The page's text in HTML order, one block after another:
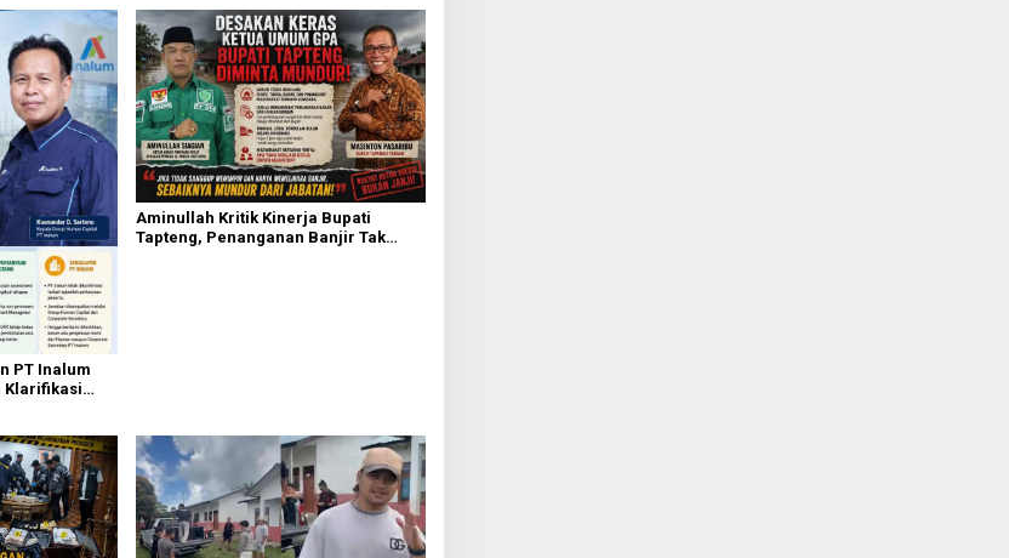
PT Inalum
Klarifikasi
Aminullah Kritik Kinerja Bupati
Tapteng, Penanganan Banjir Tak